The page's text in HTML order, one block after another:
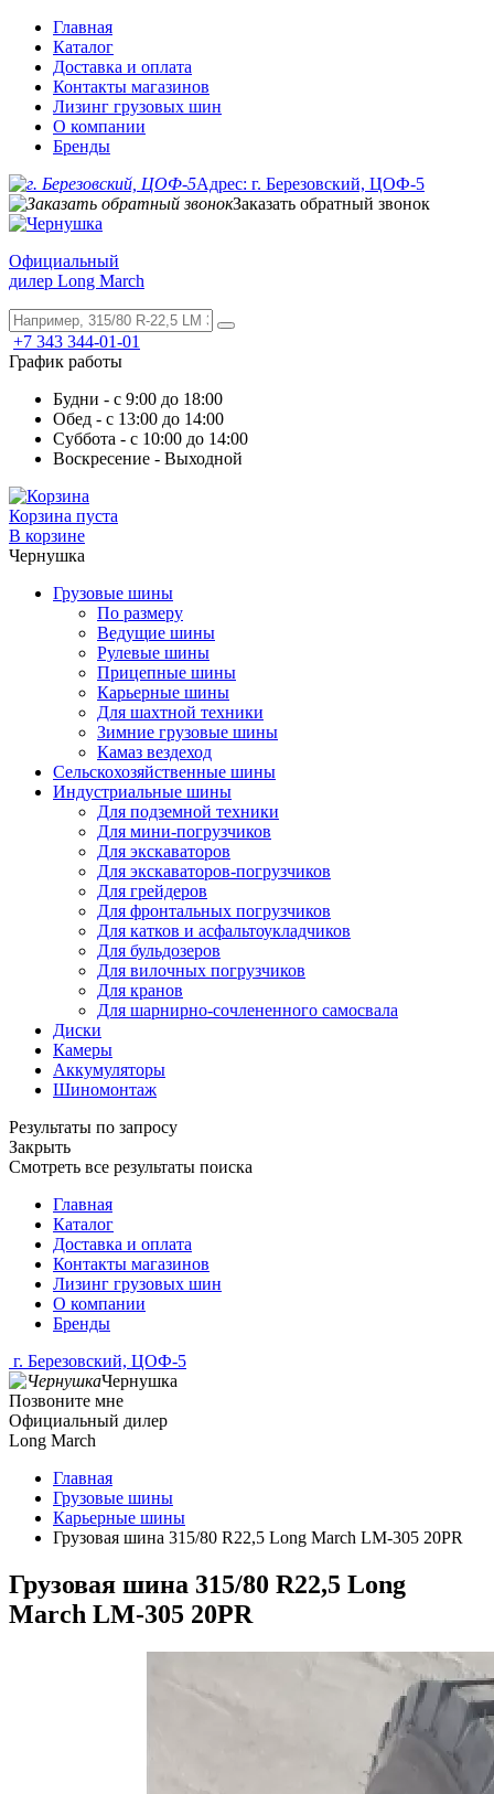
Главная
Каталог
Доставка и оплата
Контакты магазинов
Лизинг грузовых шин
О компании
Бренды
Адрес: г. Березовский, ЦОФ-5
Заказать обратный звонок
Официальный
дилер Long March
+7 343 344-01-01
График работы
Будни - с 9:00 до 18:00
Обед - с 13:00 до 14:00
Суббота - с 10:00 до 14:00
Воскресение - Выходной
Корзина пуста
В корзине
Чернушка
Грузовые шины
По размеру
Ведущие шины
Рулевые шины
Прицепные шины
Карьерные шины
Для шахтной техники
Зимние грузовые шины
Камаз вездеход
Сельскохозяйственные шины
Индустриальные шины
Для подземной техники
Для мини-погрузчиков
Для экскаваторов
Для экскаваторов-погрузчиков
Для грейдеров
Для фронтальных погрузчиков
Для катков и асфальтоукладчиков
Для бульдозеров
Для вилочных погрузчиков
Для кранов
Для шарнирно-сочлененного самосвала
Диски
Камеры
Аккумуляторы
Шиномонтаж
Результаты по запросу
Закрыть
Смотреть все результаты поиска
Главная
Каталог
Доставка и оплата
Контакты магазинов
Лизинг грузовых шин
О компании
Бренды
г. Березовский, ЦОФ-5
Чернушка
Позвоните мне
Официальный дилер
Long March
Главная
Грузовые шины
Карьерные шины
Грузовая шина 315/80 R22,5 Long March LM-305 20PR
Грузовая шина 315/80 R22,5 Long
March LM-305 20PR